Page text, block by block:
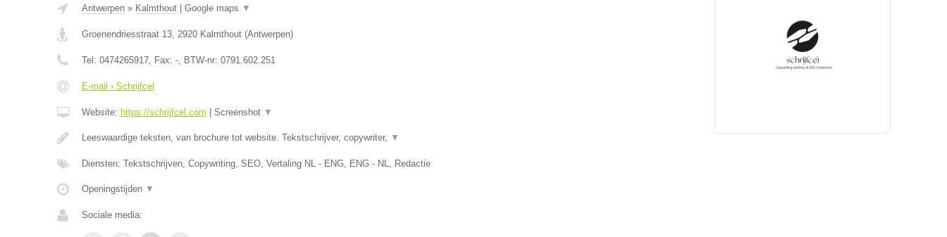
Antwerpen» Kalmthout| Google maps ▼
Groenendriesstraat 13, 2920 Kalmthout(Antwerpen)
Tel: 0474265917, Fax: -, BTW-nr: 0791.602.251
E-mail › Schrijfcel
Website: https://schrijfcel.com Screenshot ▼
Leeswaardige teksten, van brochure tot website. Tekstschrijver, copywriter, ▼
Diensten: Tekstschrijven, Copywriting, SEO, Vertaling NL - ENG, ENG - NL, Redactie
Openingstijden ▼
Sociale media: